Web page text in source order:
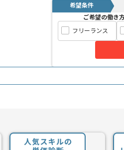
基本的にはフルリモートでの作業を見
希望条件
ご希望の働き
フリーランス